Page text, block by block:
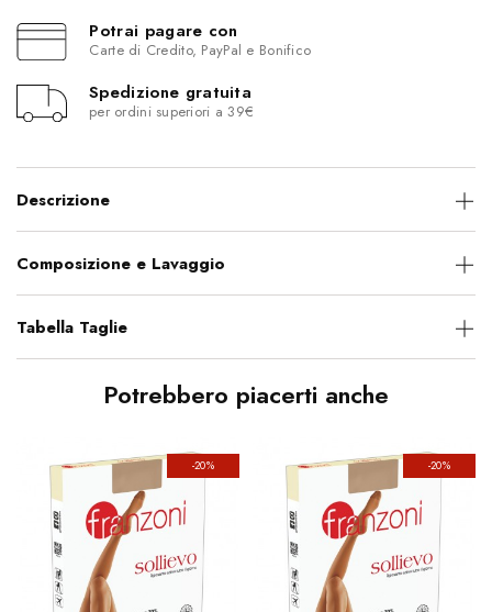
Potrai pagare con
Carte di Credito, PayPal e Bonifico
Spedizione gratuita
per ordini superiori a 39€
Descrizione
Composizione e Lavaggio
Tabella Taglie
Potrebbero piacerti anche
-20% -20%